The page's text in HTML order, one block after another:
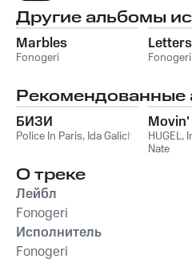
Другие альбомы
Marbles
Fonogeri Fonogeri
Рекомендованные
БИЗИ
Police In Paris, Ida Galich
Movin'
HUGEL,
Nate
О треке
Лейбл
Fonogeri
Исполнитель
Fonogeri